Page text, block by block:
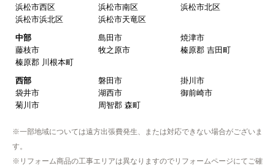
浜松市西区
浜松市南区
浜松市北区
浜松市浜北区
浜松市天竜区
中部
島田市
焼津市
藤枝市
牧之原市
榛原郡 吉田町
榛原郡 川根本町
西部
磐田市
掛川市
袋井市
湖西市
御前崎市
菊川市
周智郡 森町
※一部地域については遠方出張費発生、または対応できない場合がございま
す。
※リフォーム商品の工事エリアは異なりますのでリフォームページにてご確